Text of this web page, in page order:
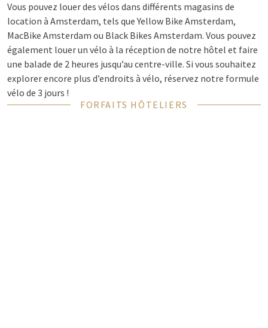
Vous pouvez louer des vélos dans différents magasins de
location à Amsterdam, tels que Yellow Bike Amsterdam,
MacBike Amsterdam ou Black Bikes Amsterdam. Vous pouvez
également louer un vélo à la réception de notre hôtel et faire
une balade de 2 heures jusqu’au centre-ville. Si vous souhaitez
explorer encore plus d’endroits à vélo, réservez notre formule
vélo de 3 jours !
FORFAITS HÔTELIERS